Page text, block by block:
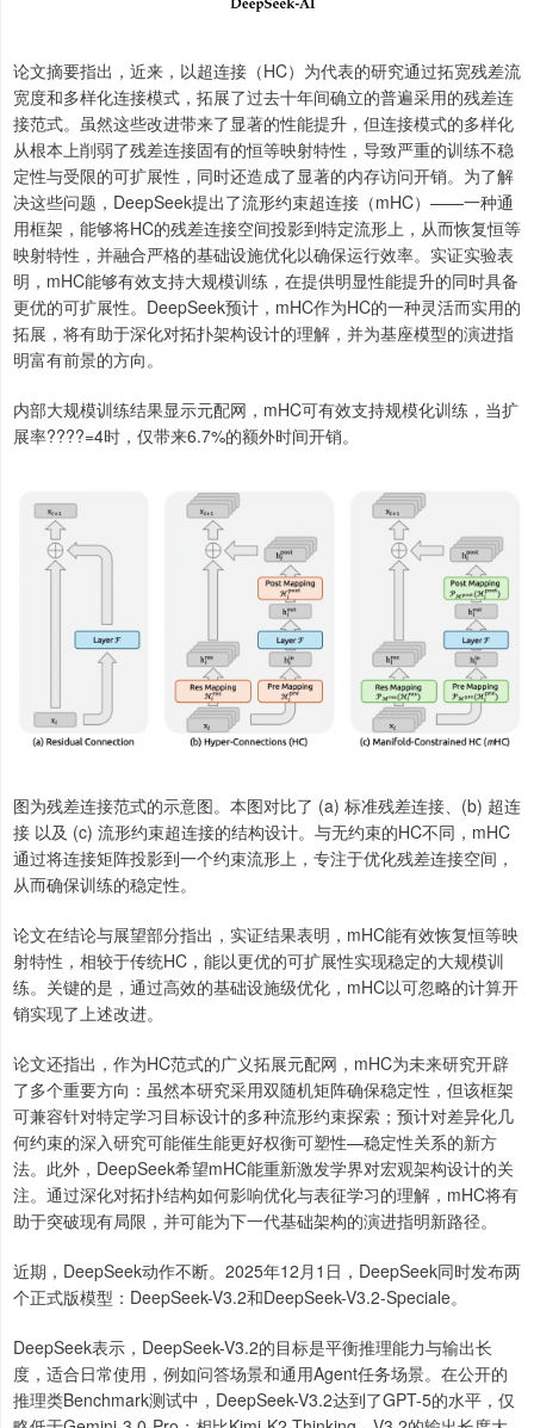
论文摘要指出，近来，以超连接（HC）为代表的研究通过拓宽残差流
宽度和多样化连接模式，拓展了过去十年间确立的普遍采用的残差连
接范式。虽然这些改进带来了显著的性能提升，但连接模式的多样化
从根本上削弱了残差连接固有的恒等映射特性，导致严重的训练不稳
定性与受限的可扩展性，同时还造成了显著的内存访问开销。为了解
决这些问题，DeepSeek提出了流形约束超连接（mHC）——一种通
用框架，能够将HC的残差连接空间投影到特定流形上，从而恢复恒等
映射特性，并融合严格的基础设施优化以确保运行效率。实证实验表
明，mHC能够有效支持大规模训练，在提供明显性能提升的同时具备
更优的可扩展性。DeepSeek预计，mHC作为HC的一种灵活而实用的
拓展，将有助于深化对拓扑架构设计的理解，并为基座模型的演进指
明富有前景的方向。
内部大规模训练结果显示元配网，mHC可有效支持规模化训练，当扩
展率????=4时，仅带来6.7%的额外时间开销。
图为残差连接范式的示意图。本图对比了 (a) 标准残差连接、(b) 超连
接 以及 (c) 流形约束超连接的结构设计。与无约束的HC不同，mHC
通过将连接矩阵投影到一个约束流形上，专注于优化残差连接空间，
从而确保训练的稳定性。
论文在结论与展望部分指出，实证结果表明，mHC能有效恢复恒等映
射特性，相较于传统HC，能以更优的可扩展性实现稳定的大规模训
练。关键的是，通过高效的基础设施级优化，mHC以可忽略的计算开
销实现了上述改进。
论文还指出，作为HC范式的广义拓展元配网，mHC为未来研究开辟
了多个重要方向：虽然本研究采用双随机矩阵确保稳定性，但该框架
可兼容针对特定学习目标设计的多种流形约束探索；预计对差异化几
何约束的深入研究可能催生能更好权衡可塑性—稳定性关系的新方
法。此外，DeepSeek希望mHC能重新激发学界对宏观架构设计的关
注。通过深化对拓扑结构如何影响优化与表征学习的理解，mHC将有
助于突破现有局限，并可能为下一代基础架构的演进指明新路径。
近期，DeepSeek动作不断。2025年12月1日，DeepSeek同时发布两
个正式版模型：DeepSeek-V3.2和DeepSeek-V3.2-Speciale。
DeepSeek表示，DeepSeek-V3.2的目标是平衡推理能力与输出长
度，适合日常使用，例如问答场景和通用Agent任务场景。在公开的
推理类Benchmark测试中，DeepSeek-V3.2达到了GPT-5的水平，仅